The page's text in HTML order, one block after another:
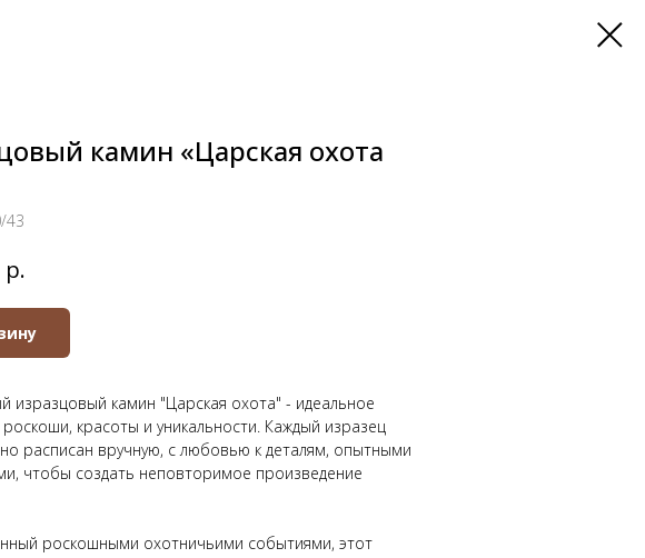
камин «Царская охота
43
р.
изразцовый камин "Царская охота" - идеальное
красоты и уникальности. Каждый изразец
расписан вручную, с любовью к деталям, опытными
чтобы создать неповторимое произведение
роскошными охотничьими событиями, этот